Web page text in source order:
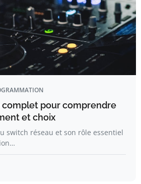
complet pour comprendre
et choix
switch réseau et son rôle essentiel